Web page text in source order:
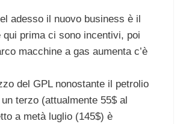
adesso il nuovo business è il
qui prima ci sono incentivi, poi
macchine a gas aumenta c’è
del GPL nonostante il petrolio
terzo (attualmente 55$ al
a metà luglio (145$) è